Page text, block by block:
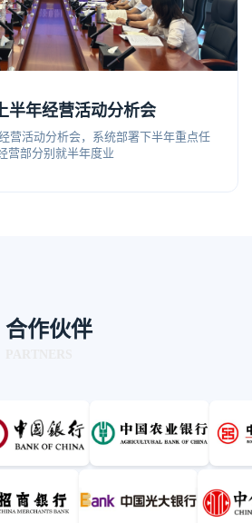
半年经营活动分析会
营活动分析会，系统部署下半年重点任
营部分别就半年度业
合作伙伴